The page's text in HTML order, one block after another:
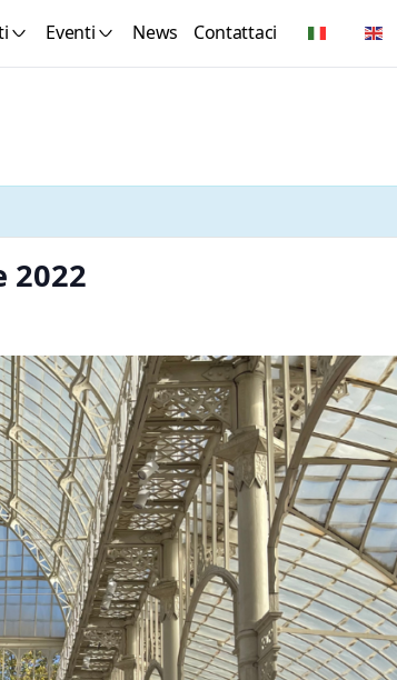
Eventi News Contattaci
2022